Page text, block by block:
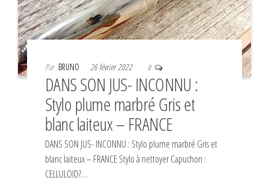
Par BRUNO 26 février 2022 0
DANS SON JUS- INCONNU :
Stylo plume marbré Gris et
blanc laiteux – FRANCE
DANS SON JUS- INCONNU : Stylo plume marbré Gris et
blanc laiteux – FRANCE Stylo à nettoyer Capuchon :
CELLULOID?…